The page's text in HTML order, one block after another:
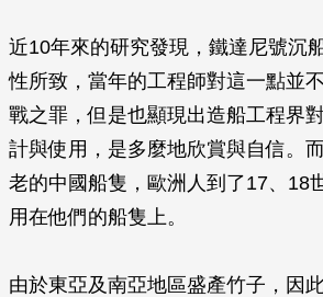
近10年來的研究發現，鐵達尼號沉
性所致，當年的工程師對這一點並
戰之罪，但是也顯現出造船工程界
計與使用，是多麼地欣賞與自信。
老的中國船隻，歐洲人到了17、18
用在他們的船隻上。
由於東亞及南亞地區盛產竹子，因